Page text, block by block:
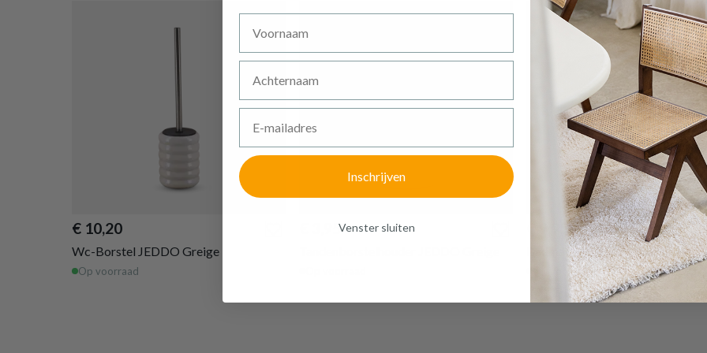
€ 10,20
Wc-Borstel JEDDO Greige
Op voorraad
€ 3,95 € 9,95
Badmat JEDDO Ovaal Greige
Op voorraad
WC-BORSTEL JEDDO GREIGE
Prijs per stuk, incl. btw en excl. verzendkosten
of verder winkelen
Inschrijven
Venster sluiten